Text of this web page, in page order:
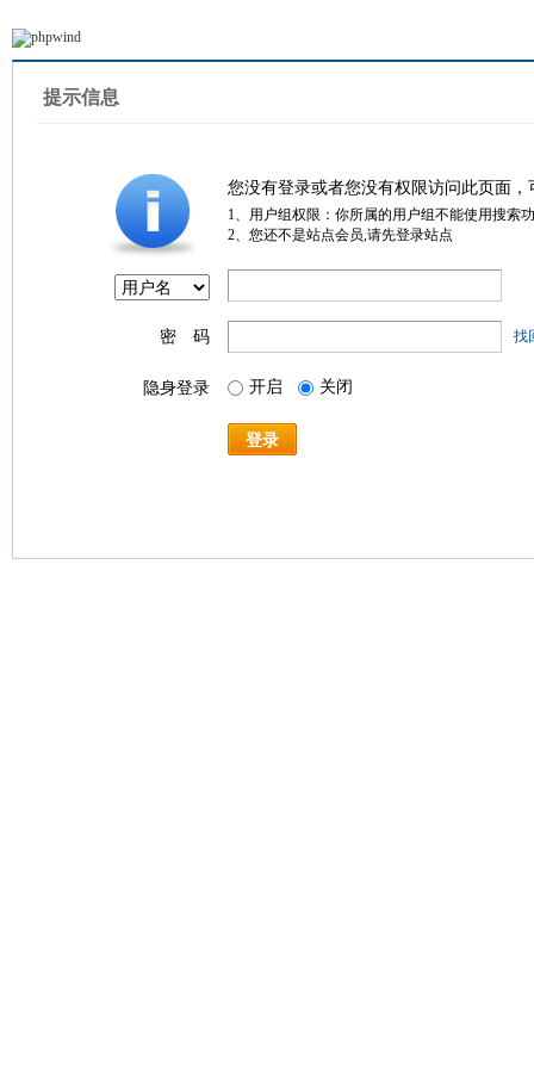
提示信息
您没有登录或者您没有权限访问此页面
1、用户组权限：你所属的用户组不能使用搜索
2、您还不是站点会员,请先登录站点
密 码 找
隐身登录 开启 关闭
登录